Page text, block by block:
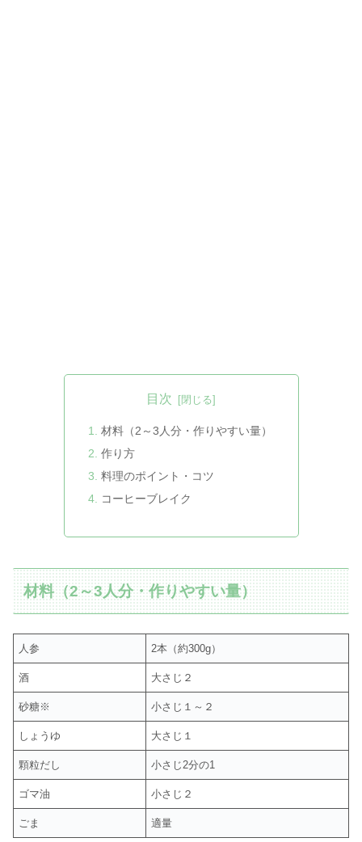
目次
材料（2～3人分・作りやすい量）
作り方
料理のポイント・コツ
コーヒーブレイク
材料（2～3人分・作りやすい量）
人参 2本（約300g）
酒 大さじ２
砂糖※ 小さじ１～２
しょうゆ 大さじ１
顆粒だし 小さじ2分の1
ゴマ油 小さじ２
ごま 適量